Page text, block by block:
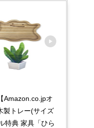
Amazon.co.jpオ
製トレー(サイズ
特典 家具「ひら